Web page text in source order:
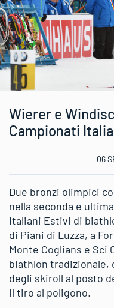
Wierer e
Campionati
06
Due bronzi olimpici
nella seconda e
Italiani Estivi di
di Piani di Luzza, a
Monte Coglians e Sci
biathlon tradizionale,
degli skiroll al posto
il tiro al poligono.